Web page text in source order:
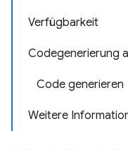
Verfügbarkeit
Codegenerierung
Code generieren
Weitere